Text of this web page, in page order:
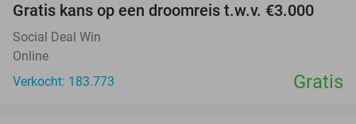
Gratis kans op een droomreis t.w.v. €3.000
Social Deal Win
Online
Verkocht: 183.773
Gratis